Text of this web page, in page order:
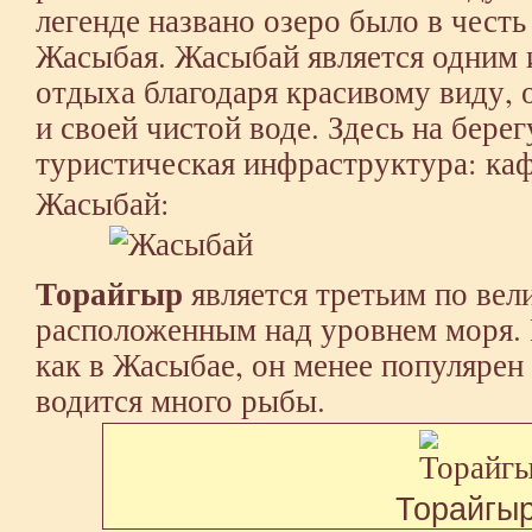
легенде названо озеро было в
Жасыбая. Жасыбай является одним
отдыха благодаря красивому
и своей чистой воде. Здесь на
туристическая инфраструктура:
Жасыбай:
Торайгыр является третьим по
расположенным над уровнем моря.
как в Жасыбае, он менее
водится много рыбы.